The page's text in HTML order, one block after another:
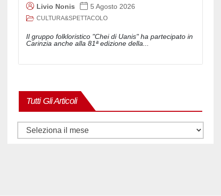
Livio Nonis 5 Agosto 2026
CULTURA&SPETTACOLO
Il gruppo folkloristico "Chei di Uanis" ha partecipato in
Carinzia anche alla 81ª edizione della...
Tutti Gli Articoli
Tutti